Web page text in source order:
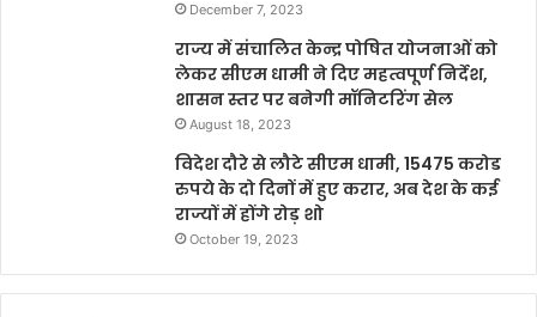
December 7, 2023
राज्य में संचालित केन्द्र पोषित योजनाओं को
लेकर सीएम धामी ने दिए महत्वपूर्ण निर्देश,
शासन स्तर पर बनेगी मॉनिटरिंग सेल
August 18, 2023
विदेश दौरे से लौटे सीएम धामी, 15475 करोड
रुपये के दो दिनों में हुए करार, अब देश के कई
राज्यों में होंगे रोड़ शो
October 19, 2023